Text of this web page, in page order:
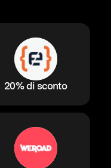
20% di sconto